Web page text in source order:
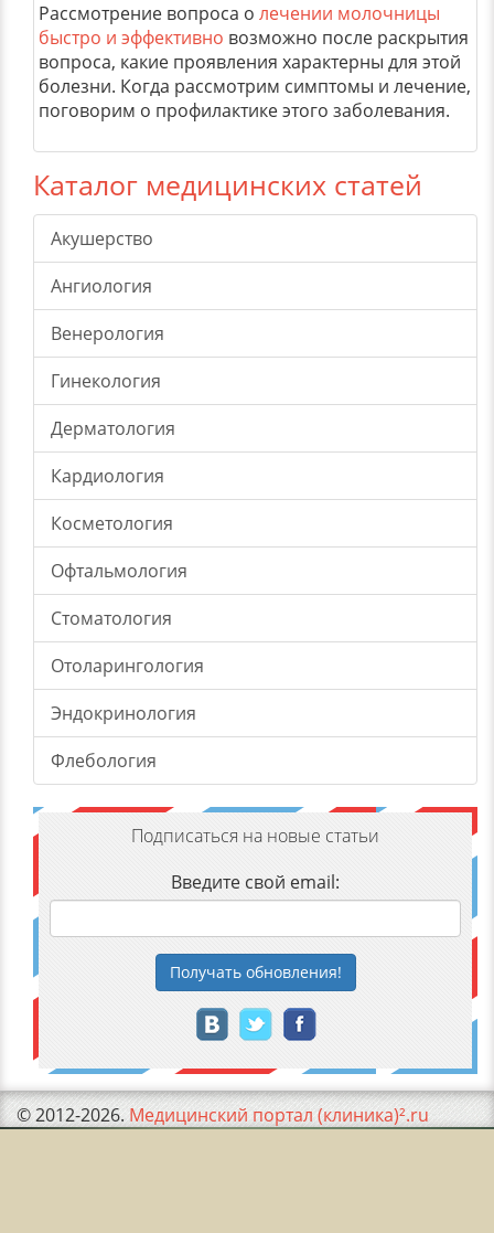
Рассмотрение вопроса о лечении молочницы
быстро и эффективно возможно после раскрытия
вопроса, какие проявления характерны для этой
болезни. Когда рассмотрим симптомы и лечение,
поговорим о профилактике этого заболевания.
Каталог медицинских статей
Акушерство
Ангиология
Венерология
Гинекология
Дерматология
Кардиология
Косметология
Офтальмология
Стоматология
Отоларингология
Эндокринология
Флебология
Подписаться на новые статьи
Введите свой email:
Получатьобновления!
© 2012-2026. Медицинский портал (клиника)².ru